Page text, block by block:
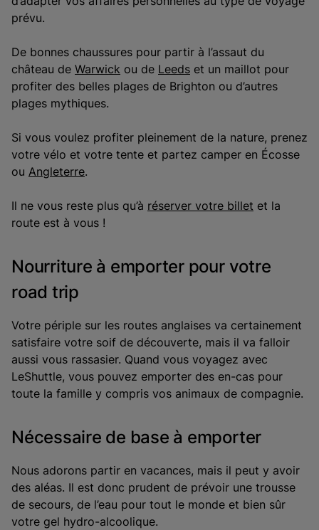
prévu.
De bonnes chaussures pour partir à l’assaut du
château de Warwick ou de Leeds et un maillot pour
profiter des belles plages de Brighton ou d’autres
plages mythiques.
Si vous voulez profiter pleinement de la nature, prenez
votre vélo et votre tente et partez camper en Écosse
ou Angleterre.
Il ne vous reste plus qu’à réserver votre billet et la
route est à vous !
Nourriture à emporter pour votre
road trip
Votre périple sur les routes anglaises va certainement
satisfaire votre soif de découverte, mais il va falloir
aussi vous rassasier. Quand vous voyagez avec
LeShuttle, vous pouvez emporter des en-cas pour
toute la famille y compris vos animaux de compagnie.
Nécessaire de base à emporter
Nous adorons partir en vacances, mais il peut y avoir
des aléas. Il est donc prudent de prévoir une trousse
de secours, de l’eau pour tout le monde et bien sûr
votre gel hydro-alcoolique.